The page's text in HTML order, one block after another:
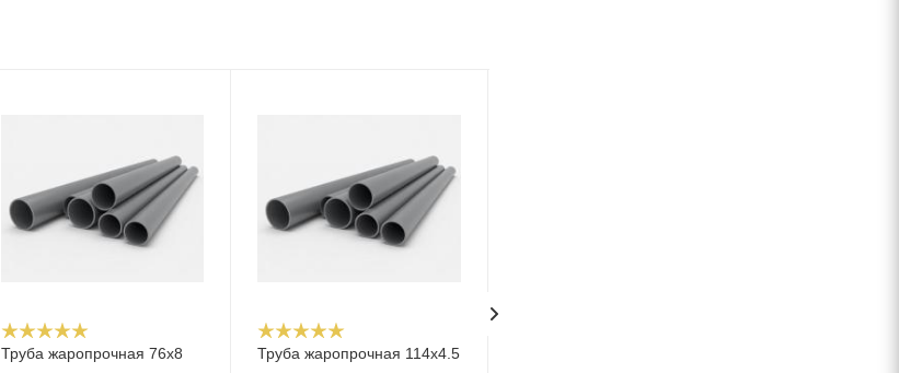
Труба жаропрочная 76х8
Труба жаропрочная 114х4.5